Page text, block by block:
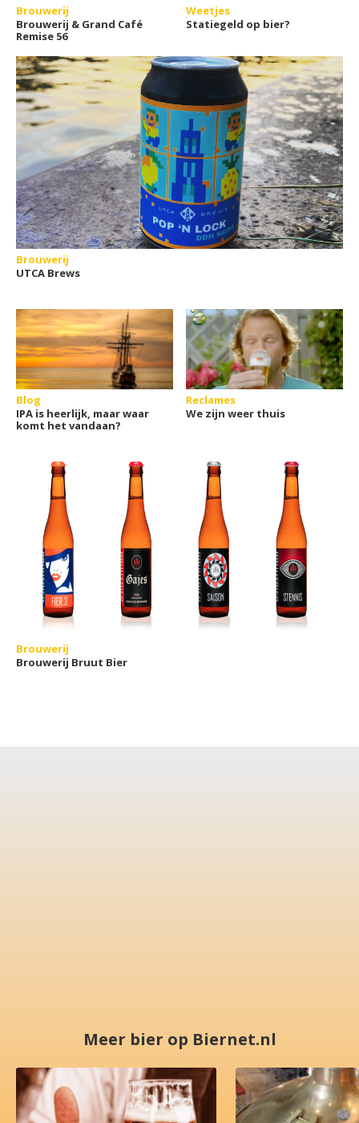
Brouwerij
Brouwerij & Grand Café
Remise 56
Weetjes
Statiegeld op bier?
Brouwerij
UTCA Brews
Blog
IPA is heerlijk, maar waar
komt het vandaan?
Reclames
We zijn weer thuis
Brouwerij
Brouwerij Bruut Bier
Meer bier op Biernet.nl